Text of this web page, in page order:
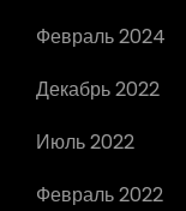
Февраль 2024
Декабрь 2022
Июль 2022
Февраль 2022